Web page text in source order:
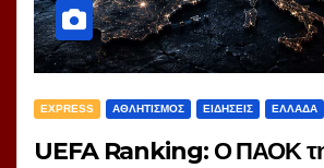
EXPRESS ΑΘΛΗΤΙΣΜΟΣ ΕΙΔΗΣΕΙΣ ΕΛΛΑΔΑ
UEFA Ranking: Ο ΠΑΟΚ